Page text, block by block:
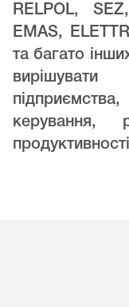
RELPOL,
EMAS,
та багато
керування,